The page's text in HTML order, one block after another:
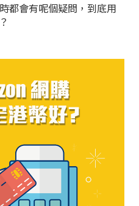
都會有呢個疑問，到底用